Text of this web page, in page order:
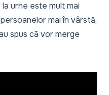
urne este mult mai
mai în vârstă,
spus că vor merge